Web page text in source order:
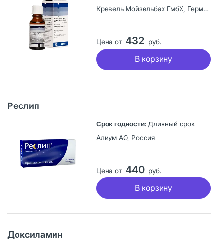
Кревель Мойзельбах ГмбХ, Германия
Цена от 432 руб.
В корзину
Реслип
Длинный срок
Алиум АО, Россия
Цена от 440 руб.
В корзину
Доксиламин